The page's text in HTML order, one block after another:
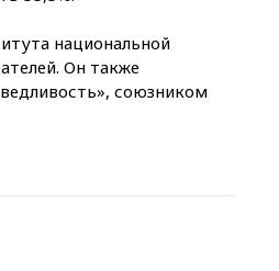
возобновит ежедневные
рейсы в Абу-Даби
14:52
Турция, Саудовская
14:39Экс-издатель Popcorn
национальной
Он также
союзником